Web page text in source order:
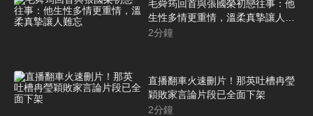
毛舜筠回首與張國榮初戀往事：他
生性多情更重情，溫柔真摯讓人難
忘
2分鐘
直播翻車火速刪片！那英吐槽冉瑩
穎敗家言論片段已全面下架
2分鐘